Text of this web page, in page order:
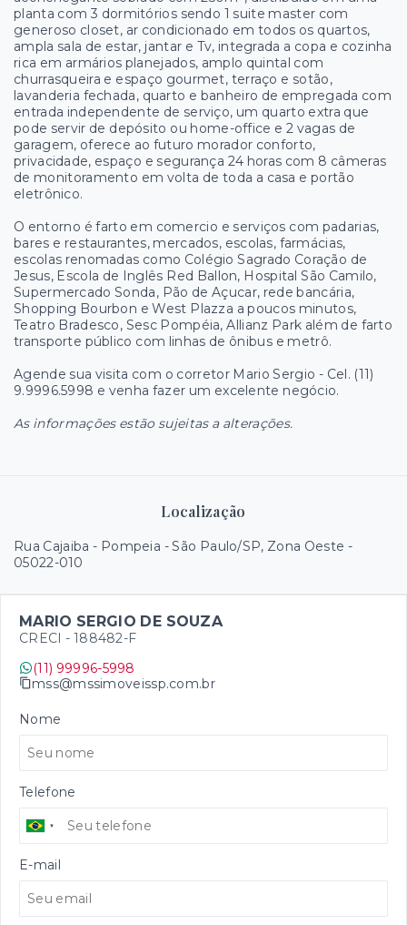
planta com 3 dormitórios sendo 1 suite master com
generoso closet, ar condicionado em todos os quartos,
ampla sala de estar, jantar e Tv, integrada a copa e cozinha
rica em armários planejados, amplo quintal com
churrasqueira e espaço gourmet, terraço e sotão,
lavanderia fechada, quarto e banheiro de empregada com
entrada independente de serviço, um quarto extra que
pode servir de depósito ou home-office e 2 vagas de
garagem, oferece ao futuro morador conforto,
privacidade, espaço e segurança 24 horas com 8 câmeras
de monitoramento em volta de toda a casa e portão
eletrônico.
O entorno é farto em comercio e serviços com padarias,
bares e restaurantes, mercados, escolas, farmácias,
escolas renomadas como Colégio Sagrado Coração de
Jesus, Escola de Inglês Red Ballon, Hospital São Camilo,
Supermercado Sonda, Pão de Açucar, rede bancária,
Shopping Bourbon e West Plazza a poucos minutos,
Teatro Bradesco, Sesc Pompéia, Allianz Park além de farto
transporte público com linhas de ônibus e metrô.
Agende sua visita com o corretor Mario Sergio - Cel. (11)
9.9996.5998 e venha fazer um excelente negócio.
As informações estão sujeitas a alterações.
Localização
Rua Cajaiba - Pompeia - São Paulo/SP, Zona Oeste -
05022-010
MARIO SERGIO DE SOUZA
CRECI - 188482-F
(11) 99996-5998
mss@mssimoveissp.com.br
Nome
Telefone
E-mail